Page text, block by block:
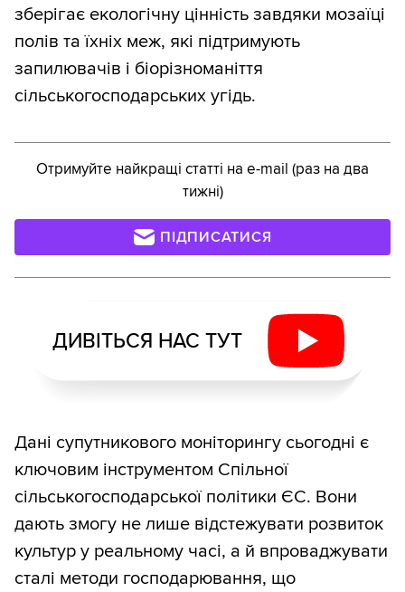
зберігає екологічну цінність завдяки мозаїці
полів та їхніх меж, які підтримують
запилювачів і біорізноманіття
сільськогосподарських угідь.
Отримуйте найкращі статті на e-mail (раз на два
тижні)
ПІДПИСАТИСЯ
ДИВІТЬСЯ НАС ТУТ
Дані супутникового моніторингу сьогодні є
ключовим інструментом Спільної
сільськогосподарської політики ЄС. Вони
дають змогу не лише відстежувати розвиток
культур у реальному часі, а й впроваджувати
сталі методи господарювання, що